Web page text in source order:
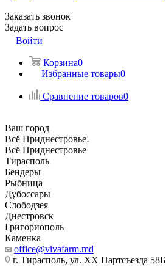
Заказать звонок
Задать вопрос
Войти
Корзина0
Избранные товары0
Сравнение товаров0
Ваш город
Всё Приднестровье
Всё Приднестровье
Тирасполь
Бендеры
Рыбница
Дубоссары
Слободзея
Днестровск
Григориополь
Каменка
office@vivafarm.md
г. Тирасполь, ул. ХХ Партсъезда 58Б